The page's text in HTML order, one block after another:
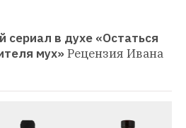
в духе «Остаться
мух» Рецензия Ивана